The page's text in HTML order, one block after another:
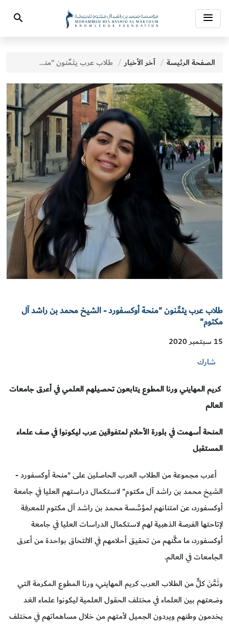
Toggle
navigation
Search
الصفحة الرئيسة آخر الأخبار طلاب عرب يثمِّنون "منحة أوكسفورد - الشيخ محمد بن راشد آل مكتوم"
طلاب عرب يثمِّنون "منحة أوكسفورد - الشيخ محمد بن راشد آل
مكتوم"
15 سبتمبر 2020
شارك
كريم المهايني ورنا المطوعيتابعون تحصيلهم العلمي في أعرق جامعات
العالم
المنحة أسهمت في بلورة الأحلام لمتفوقينعرب ليكونوا في صف علماء
المستقبل
أعرب مجموعة من الطلاب العرب الحاصلين على "منحة أوكسفورد -
الشيخ محمد بن راشد آل مكتوم" لاستكمال دراستهم العليا في جامعة
أوكسفورد، عن امتنانهم لمؤسَّسة محمد بن راشد آل مكتوم للمعرفة
لإتاحتها الفرصة الذهبية لهم لاستكمال الدراسات العليا في جامعة
أوكسفورد، ما مكَّنهم من تحقيق أحلامهم في الالتحاق بواحدة من أعرق
الجامعات في العالم.
وثَمَّنَ كلٌّ من الطلاب العرب كريم المهايني، ورنا المطوع المكرمة التي
وضعتهم بين العلماء في مختلف الحقول العلمية ليكونوا علماء الغد
يخدمون وطنهم ويردون الجميل لأمتهم من خلال مساهماتهم في مختلف